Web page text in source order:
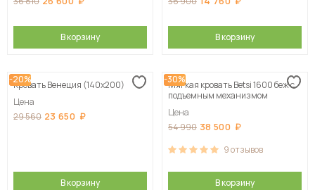
В корзину В корзину
-20%
Кровать Венеция (140х200)
Цена
29 560 23 650
В корзину
-30%
Мягкая кровать Betsi 1600 беж с
подъемным механизмом
Цена
54 990 38 500
9отзывов
В корзину